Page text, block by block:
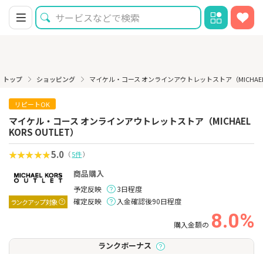
トップ ショッピング マイケル・コース オンラインアウトレットストア（
リピートOK
マイケル・コース オンラインアウトレットストア（MICHAEL
KORS OUTLET）
5.0 （5件）
ランクアップ対象
商品購入
予定反映
3日程度
確定反映
入金確認後90日程度
購入金額の 8.0%
ランクボーナス